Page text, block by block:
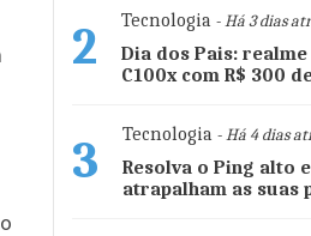
2 Tecnologia - Há 3 dias
Dia dos Pais:
C100x com R$ 300
3 Tecnologia - Há 4 dias
Resolva o Ping alto
atrapalham as suas